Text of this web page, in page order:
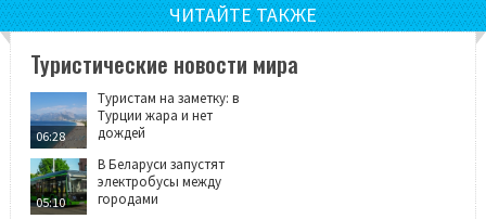
ЧИТАЙТЕ ТАКЖЕ
Туристические новости мира
06:28
Туристам на заметку: в
Турции жара и нет
дождей
05:10
В Беларуси запустят
электробусы между
городами